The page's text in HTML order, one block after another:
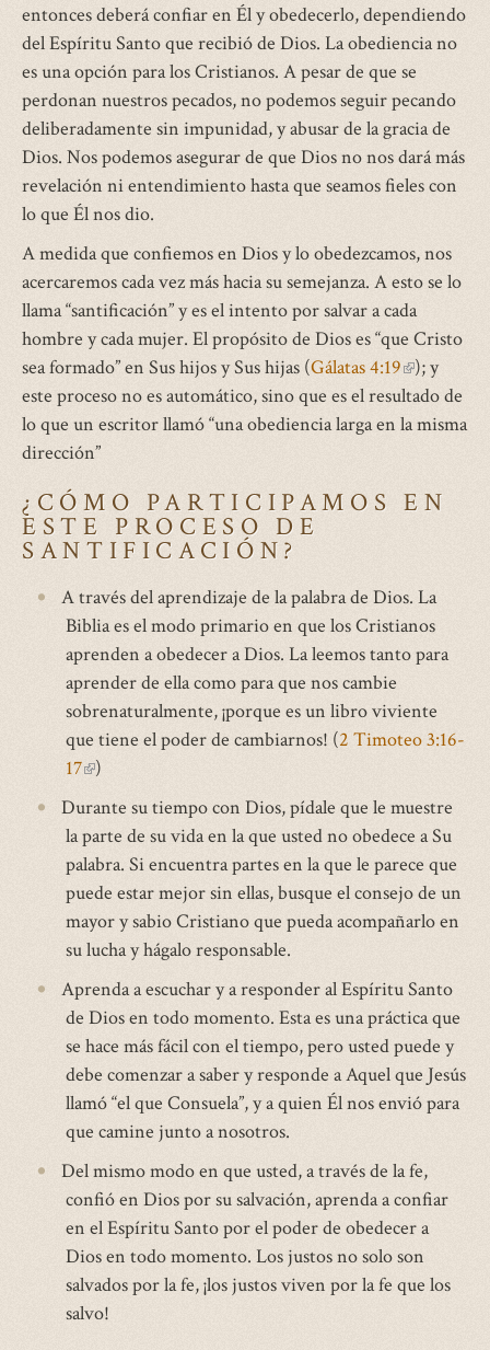
entonces deberá confiar en Él y obedecerlo, dependiendo
del Espíritu Santo que recibió de Dios. La obediencia no
es una opción para los Cristianos. A pesar de que se
perdonan nuestros pecados, no podemos seguir pecando
deliberadamente sin impunidad, y abusar de la gracia de
Dios. Nos podemos asegurar de que Dios no nos dará más
revelación ni entendimiento hasta que seamos fieles con
lo que Él nos dio.
A medida que confiemos en Dios y lo obedezcamos, nos
acercaremos cada vez más hacia su semejanza. A esto se lo
llama “santificación” y es el intento por salvar a cada
hombre y cada mujer. El propósito de Dios es “que Cristo
sea formado” en Sus hijos y Sus hijas (Gálatas 4:19(link
is
external)
); y
este proceso no es automático, sino que es el resultado de
lo que un escritor llamó “una obediencia larga en la misma
dirección”
¿CÓMO PARTICIPAMOS EN
ESTE PROCESO DE
SANTIFICACIÓN?
A través del aprendizaje de la palabra de Dios. La
Biblia es el modo primario en que los Cristianos
aprenden a obedecer a Dios. La leemos tanto para
aprender de ella como para que nos cambie
sobrenaturalmente, ¡porque es un libro viviente
que tiene el poder de cambiarnos! (2 Timoteo 3:16-
17
(link
external)
)
Durante su tiempo con Dios, pídale que le muestre
la parte de su vida en la que usted no obedece a Su
palabra. Si encuentra partes en la que le parece que
puede estar mejor sin ellas, busque el consejo de un
mayor y sabio Cristiano que pueda acompañarlo en
su lucha y hágalo responsable.
Aprenda a escuchar y a responder al Espíritu Santo
de Dios en todo momento. Esta es una práctica que
se hace más fácil con el tiempo, pero usted puede y
debe comenzar a saber y responde a Aquel que Jesús
llamó “el que Consuela”, y a quien Él nos envió para
que camine junto a nosotros.
Del mismo modo en que usted, a través de la fe,
confió en Dios por su salvación, aprenda a confiar
en el Espíritu Santo por el poder de obedecer a
Dios en todo momento. Los justos no solo son
salvados por la fe, ¡los justos viven por la fe que los
salvo!